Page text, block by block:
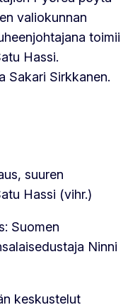
valiokunnan
toimii
Hassi.
Sakari Sirkkanen.
suuren
Hassi (vihr.)
Suomen
Ninni
keskustelut